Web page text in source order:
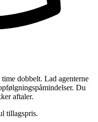
dobbelt. Lad agenterne
Du
aftaler.
tillagspris.